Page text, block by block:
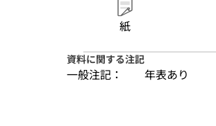
紙
資料に関する注記
一般注記： 年表あり